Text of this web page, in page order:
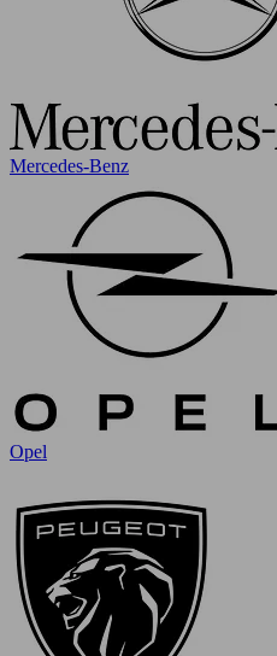
Mercedes-Benz
Opel